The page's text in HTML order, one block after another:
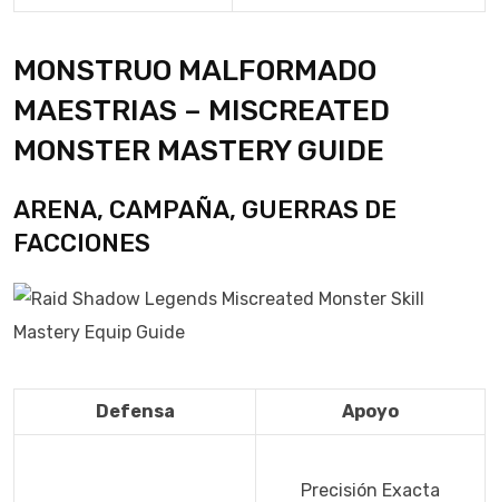
MONSTRUO MALFORMADO
MAESTRIAS – MISCREATED
MONSTER MASTERY GUIDE
ARENA, CAMPAÑA, GUERRAS DE
FACCIONES
Defensa Apoyo
Precisión Exacta